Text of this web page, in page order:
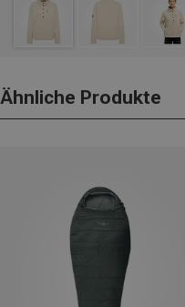
Ähnliche Produkte